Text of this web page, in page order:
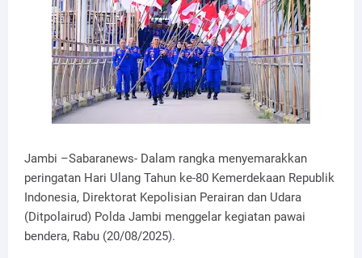
Jambi –Sabaranews- Dalam rangka menyemarakkan
peringatan Hari Ulang Tahun ke-80 Kemerdekaan Republik
Indonesia, Direktorat Kepolisian Perairan dan Udara
(Ditpolairud) Polda Jambi menggelar kegiatan pawai
bendera, Rabu (20/08/2025).